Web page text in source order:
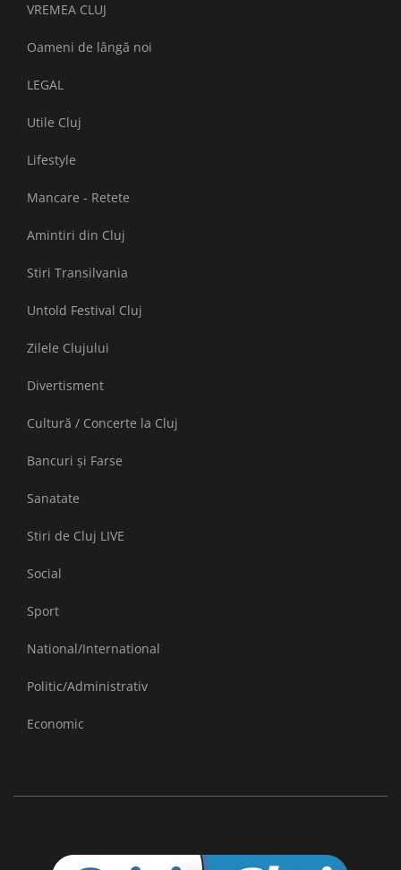
VREMEA CLUJ
Oameni de lângă noi
LEGAL
Utile Cluj
Lifestyle
Mancare - Retete
Amintiri din Cluj
Stiri Transilvania
Untold Festival Cluj
Zilele Clujului
Divertisment
Cultură / Concerte la Cluj
Bancuri și Farse
Sanatate
Stiri de Cluj LIVE
Social
Sport
National/International
Politic/Administrativ
Economic